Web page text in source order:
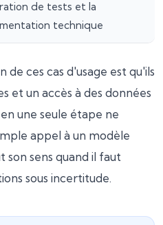
de tests et la
technique
ces cas d'usage est qu'ils
et un accès à des données
une seule étape ne
appel à un modèle
sens quand il faut
sous incertitude.